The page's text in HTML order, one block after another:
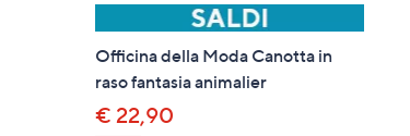
Officina della Moda Canotta in
raso fantasia animalier
€ 22,90